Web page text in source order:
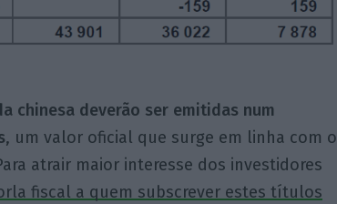
chinesa deverão ser emitidas num
, um valor oficial que surge em linha com o
atrair maior interesse dos investidores
fiscal a quem subscrever estes títulos